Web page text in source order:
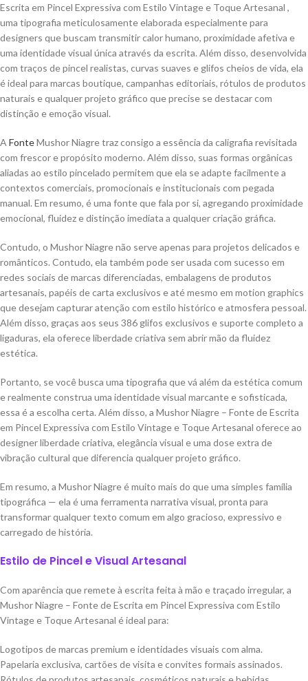
Escrita em Pincel Expressiva com Estilo Vintage e Toque Artesanal ,
uma tipografia meticulosamente elaborada especialmente para
designers que buscam transmitir calor humano, proximidade afetiva e
uma identidade visual única através da escrita. Além disso, desenvolvida
com traços de pincel realistas, curvas suaves e glifos cheios de vida, ela
é ideal para marcas boutique, campanhas editoriais, rótulos de produtos
naturais e qualquer projeto gráfico que precise se destacar com
distinção e emoção visual.
A FonteMushor Niagre traz consigo a essência da caligrafia revisitada
com frescor e propósito moderno. Além disso, suas formas orgânicas
aliadas ao estilo pincelado permitem que ela se adapte facilmente a
contextos comerciais, promocionais e institucionais com pegada
manual. Em resumo, é uma fonte que fala por si, agregando proximidade
emocional, fluidez e distinção imediata a qualquer criação gráfica.
Contudo, o Mushor Niagre não serve apenas para projetos delicados e
românticos. Contudo, ela também pode ser usada com sucesso em
redes sociais de marcas diferenciadas, embalagens de produtos
artesanais, papéis de carta exclusivos e até mesmo em motion graphics
que desejam capturar atenção com estilo histórico e atmosfera pessoal.
Além disso, graças aos seus 386 glifos exclusivos e suporte completo a
ligaduras, ela oferece liberdade criativa sem abrir mão da fluidez
estética.
Portanto, se você busca uma tipografia que vá além da estética comum
e realmente construa uma identidade visual marcante e sofisticada,
essa é a escolha certa. Além disso, a Mushor Niagre – Fonte de Escrita
em Pincel Expressiva com Estilo Vintage e Toque Artesanal oferece ao
designer liberdade criativa, elegância visual e uma dose extra de
vibração cultural que diferencia qualquer projeto gráfico.
Em resumo, a Mushor Niagre é muito mais do que uma simples família
tipográfica — ela é uma ferramenta narrativa visual, pronta para
transformar qualquer texto comum em algo gracioso, expressivo e
carregado de história.
Estilo de Pincel e Visual Artesanal
Com aparência que remete à escrita feita à mão e traçado irregular, a
Mushor Niagre – Fonte de Escrita em Pincel Expressiva com Estilo
Vintage e Toque Artesanal é ideal para:
Logotipos de marcas premium e identidades visuais com alma.
Papelaria exclusiva, cartões de visita e convites formais assinados.